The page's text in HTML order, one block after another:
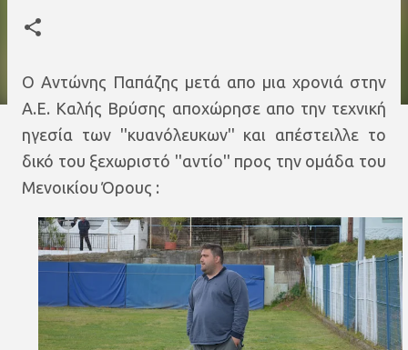
O Aντώνης Παπάζης μετά απο μια χρονιά στην
Α.Ε. Καλής Βρύσης αποχώρησε απο την τεχνική
ηγεσία των ''κυανόλευκων'' και απέστειλλε το
δικό του ξεχωριστό ''αντίο'' προς την ομάδα του
Μενοικίου Όρους :